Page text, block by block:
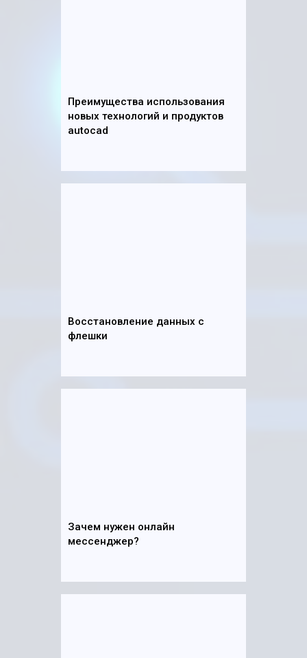
Преимущества использования
новых технологий и продуктов
autocad
Восстановление данных с
флешки
Зачем нужен онлайн
мессенджер?